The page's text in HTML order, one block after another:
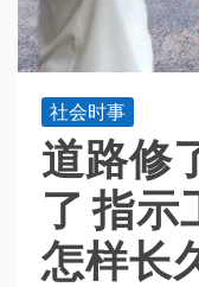
社会时事
道路修
了 指示
怎样长